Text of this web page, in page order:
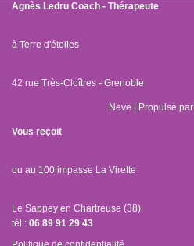
Agnès Ledru Coach - Thérapeute
à Terre d'étoiles
42 rue Très-Cloîtres - Grenoble
Neve | Propulsé par
Vous reçoit
ou au 100 impasse La Virette
Le Sappey en Chartreuse (38)
tél : 06 89 91 29 43